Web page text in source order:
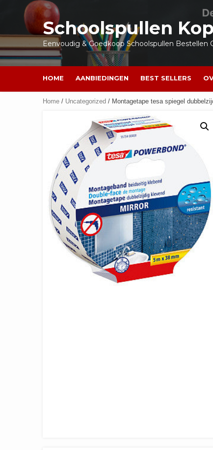
inhoud
Schoolspullen
Eenvoudig & Goedkoop Schoolspullen Bestellen
HOME AANBIEDINGEN BEST SELLERS
Home / Uncategorized / Montagetape tesa spiegel